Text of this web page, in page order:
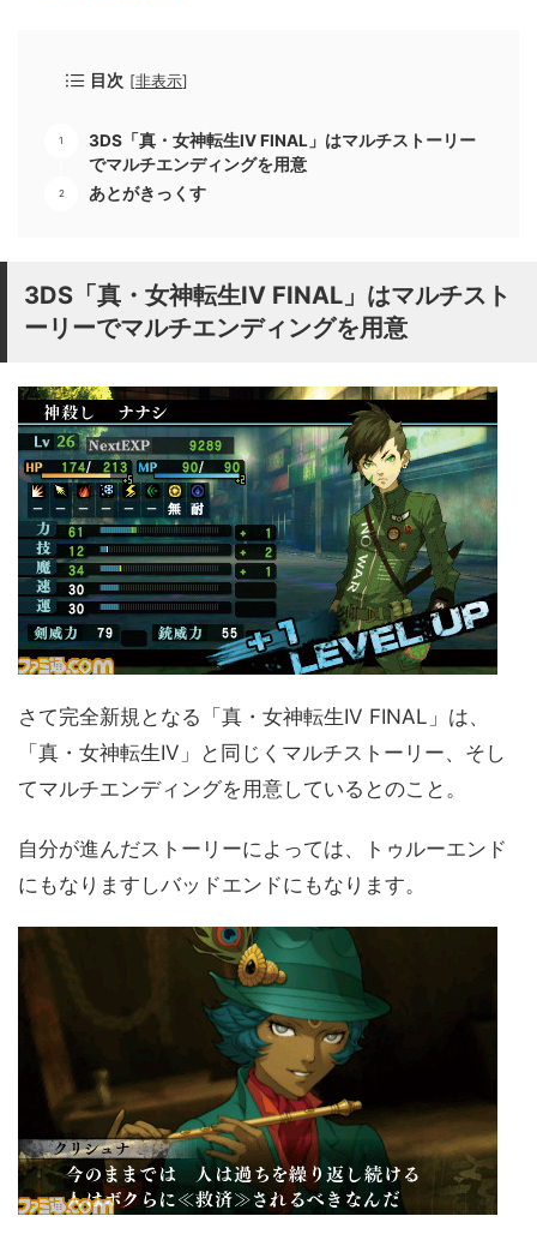
目次 [非表示]
3DS「真・女神転生IV FINAL」はマルチストーリー
でマルチエンディングを用意
あとがきっくす
3DS「真・女神転生IV FINAL」はマルチスト
ーリーでマルチエンディングを用意
さて完全新規となる「真・女神転生IV FINAL」は、
「真・女神転生IV」と同じくマルチストーリー、そし
てマルチエンディングを用意しているとのこと。
自分が進んだストーリーによっては、トゥルーエンド
にもなりますしバッドエンドにもなります。